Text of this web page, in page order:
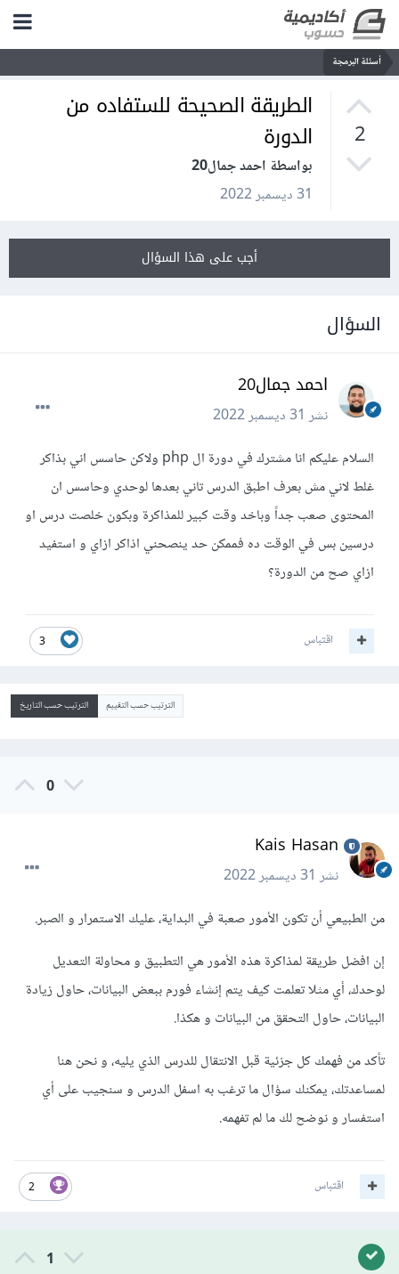
أسئلة البرمجة
2
الطريقة الصحيحة للستفاده من
الدورة
بواسطة احمد جمال20
31 ديسمبر 2022
أجب على هذا السؤال
السؤال
احمد جمال20
نشر31 ديسمبر 2022
السلام عليكم انا مشترك في دورة ال php ولاكن حاسس اني بذاكر
غلط لاني مش بعرف اطبق الدرس تاني بعدها لوحدي وحاسس ان
المحتوى صعب جداً وباخد وقت كبير للمذاكرة وبكون خلصت درس او
درسين بس في الوقت ده فممكن حد ينصحني اذاكر ازاي و استفيد
ازاي صح من الدورة؟
3 اقتباس
الترتيب حسب التقييم الترتيب حسب التاريخ
0
Kais Hasan
نشر31 ديسمبر 2022
من الطبيعي أن تكون الأمور صعبة في البداية، عليك الاستمرار و الصبر.
إن افضل طريقة لمذاكرة هذه الأمور هي التطبيق و محاولة التعديل
لوحدك، أي مثلا تعلمت كيف يتم إنشاء فورم ببعض البيانات، حاول زيادة
البيانات، حاول التحقق من البيانات و هكذا.
تأكد من فهمك كل جزئية قبل الانتقال للدرس الذي يليه، و نحن هنا
لمساعدتك، يمكنك سؤال ما ترغب به اسفل الدرس و سنجيب على أي
استفسار و نوضح لك ما لم تفهمه.
2 اقتباس
1